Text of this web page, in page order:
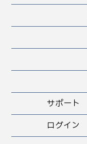
サポート
ログイン